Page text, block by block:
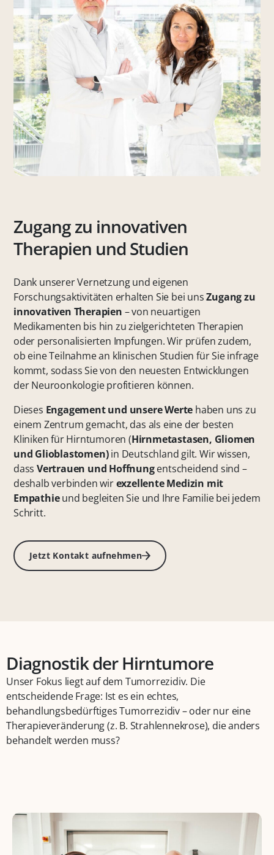
Zugang zu innovativen
Therapien und Studien
Dank unserer Vernetzung und eigenen
Forschungsaktivitäten erhalten Sie bei unsZugang zu
innovativen Therapien – von neuartigen
Medikamenten bis hin zu zielgerichteten Therapien
oder personalisierten Impfungen. Wir prüfen zudem,
ob eine Teilnahme an klinischen Studien für Sie infrage
kommt, sodass Sie von den neuesten Entwicklungen
der Neuroonkologie profitieren können.
Dieses Engagement und unsere Werte haben uns zu
einem Zentrum gemacht, das als eine der besten
Kliniken für Hirntumoren (Hirnmetastasen, Gliomen
und Glioblastomen)in Deutschland gilt. Wir wissen,
dass Vertrauen und Hoffnungentscheidend sind –
deshalb verbinden wirexzellente Medizin mit
Empathieund begleiten Sie und Ihre Familie bei jedem
Schritt.
Jetzt Kontakt aufnehmen
Diagnostik der Hirntumore
Unser Fokus liegt auf dem Tumorrezidiv. Die
entscheidende Frage: Ist es ein echtes,
behandlungsbedürftiges Tumorrezidiv – oder nur eine
Therapieveränderung (z. B. Strahlennekrose), die anders
behandelt werden muss?